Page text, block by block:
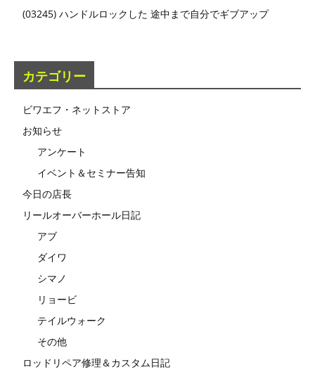
(03245) ハンドルロックした 途中まで自分でギブアップ
カテゴリー
ビワエフ・ネットストア
お知らせ
アンケート
イベント＆セミナー告知
今日の店長
リールオーバーホール日記
アブ
ダイワ
シマノ
リョービ
テイルウォーク
その他
ロッドリペア修理＆カスタム日記